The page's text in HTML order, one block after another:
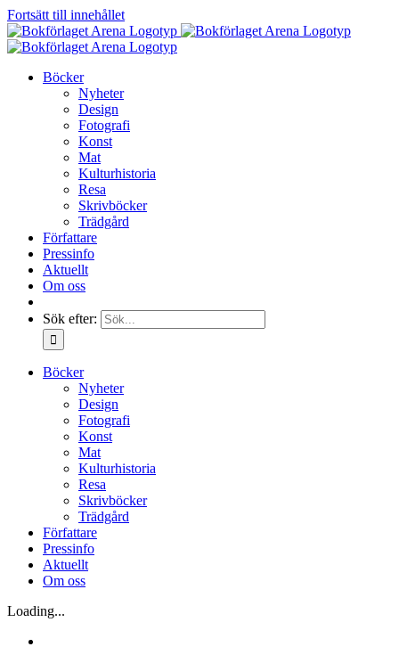
Fortsätt till innehållet
Böcker
Nyheter
Design
Fotografi
Konst
Mat
Kulturhistoria
Resa
Skrivböcker
Trädgård
Författare
Pressinfo
Aktuellt
Om oss
Sök efter:
Böcker
Nyheter
Design
Fotografi
Konst
Mat
Kulturhistoria
Resa
Skrivböcker
Trädgård
Författare
Pressinfo
Aktuellt
Om oss
Loading...